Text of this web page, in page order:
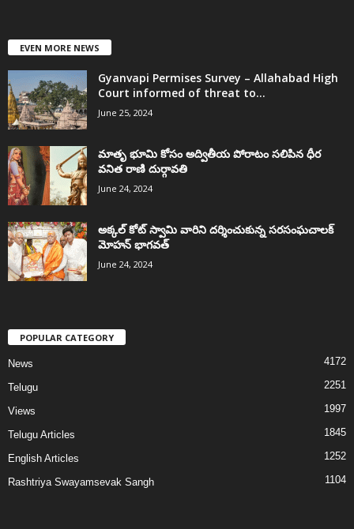
EVEN MORE NEWS
Gyanvapi Permises Survey – Allahabad High
Court informed of threat to...
June 25, 2024
మాతృ భూమి కోసం అద్వితీయ పోరాటం సలిపిన ధీర
వనిత రాణి దుర్గావతి
June 24, 2024
అక్కల్‌ కోట్‌ స్వామి వారిని దర్శించుకున్న సరసంఘచాలక్
మోహన్ భాగవత్
June 24, 2024
POPULAR CATEGORY
News 4172
Telugu 2251
Views 1997
Telugu Articles 1845
English Articles 1252
Rashtriya Swayamsevak Sangh 1104